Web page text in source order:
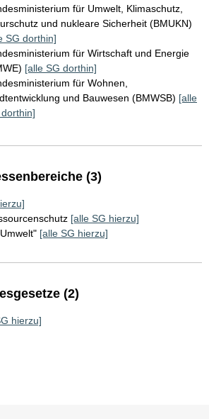
für Umwelt, Klimaschutz,
und nukleare Sicherheit (BMUKN)
SG dorthin]
für Wirtschaft und Energie
[alle SG dorthin]
für Wohnen,
und Bauwesen (BMWSB) [alle
(3)
[alle SG hierzu]
[alle SG hierzu]
(2)
hierzu]